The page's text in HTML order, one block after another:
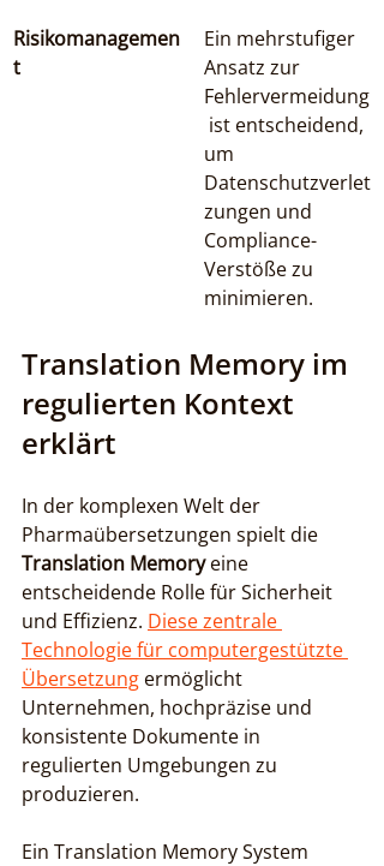
Risikomanagemen
t
Ein mehrstufiger
Ansatz zur
Fehlervermeidung
ist entscheidend,
um
Datenschutzverlet
zungen und
Compliance-
Verstöße zu
minimieren.
Translation Memory im
regulierten Kontext
erklärt
In der komplexen Welt der
Pharmaübersetzungen spielt die
Translation Memory eine
entscheidende Rolle für Sicherheit
und Effizienz. Diese zentrale
Technologie für computergestützte
Übersetzung ermöglicht
Unternehmen, hochpräzise und
konsistente Dokumente in
regulierten Umgebungen zu
produzieren.
Ein Translation Memory System